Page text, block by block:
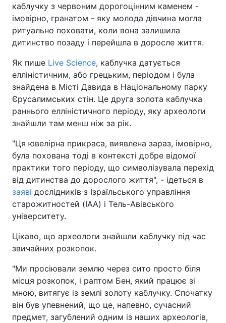
каблучку з червоним дорогоцінним каменем -
імовірно, гранатом - яку молода дівчина могла
ритуально поховати, коли вона залишила
дитинство позаду і перейшла в доросле життя.
Як пише Live Science, каблучка датується
елліністичним, або грецьким, періодом і була
знайдена в Місті Давида в Національному парку
Єрусалимських стін. Це друга золота каблучка
раннього елліністичного періоду, яку археологи
знайшли там менш ніж за рік.
"Ця ювелірна прикраса, виявлена зараз, імовірно,
була похована тоді в контексті добре відомої
практики того періоду, що символізувала перехід
від дитинства до дорослого життя", - ідеться в
заяві дослідників з Ізраїльського управління
старожитностей (IAA) і Тель-Авівського
університету.
Цікаво, що археологи знайшли каблучку під час
звичайних розкопок.
"Ми просіювали землю через сито просто біля
місця розкопок, і раптом Бен, який працює зі
мною, витягує із землі золоту каблучку. Спочатку
він був упевнений, що це, напевно, сучасний
предмет, загублений одним із наших археологів,